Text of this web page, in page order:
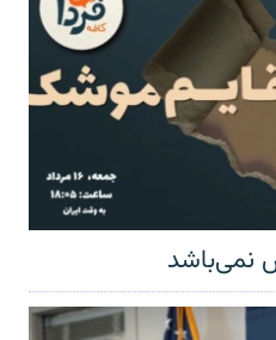
نمی‌باشد